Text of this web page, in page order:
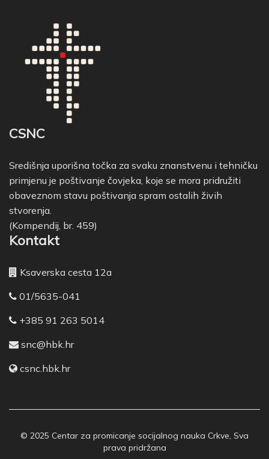
CSNC
Središnja uporišna točka za svaku znanstvenu i tehničku
primjenu je poštivanje čovjeka, koje se mora pridružiti
obaveznom stavu poštivanja spram ostalih živih
stvorenja.
(Kompendij, br. 459)
Kontakt
Ksaverska cesta 12a
01/5635-041
+385 91 263 5014
snc@hbk.hr
csnc.hbk.hr
© 2025 Centar za promicanje socijalnog nauka Crkve, Sva
prava pridržana